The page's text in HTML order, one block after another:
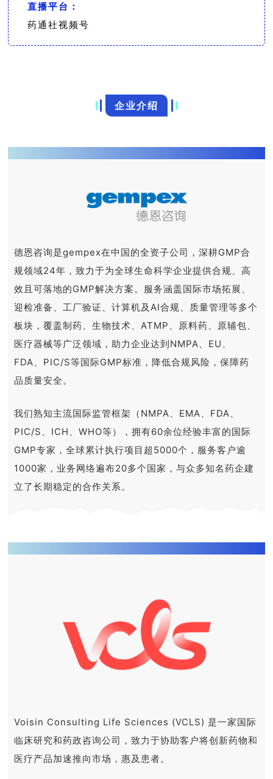
直播平台：
药通社视频号
企业介绍
德恩咨询是gempex在中国的全资子公司，深耕GMP合
规领域24年，致力于为全球生命科学企业提供合规、高
效且可落地的GMP解决方案。服务涵盖国际市场拓展、
迎检准备、工厂验证、计算机及AI合规、质量管理等多个
板块，覆盖制药、生物技术、ATMP、原料药、原辅包、
医疗器械等广泛领域，助力企业达到NMPA、EU、
FDA、PIC/S等国际GMP标准，降低合规风险，保障药
品质量安全。
我们熟知主流国际监管框架（NMPA、EMA、FDA、
PIC/S、ICH、WHO等），拥有60余位经验丰富的国际
GMP专家，全球累计执行项目超5000个，服务客户逾
1000家，业务网络遍布20多个国家，与众多知名药企建
立了长期稳定的合作关系。
Voisin Consulting Life Sciences (VCLS) 是一家国际
临床研究和药政咨询公司，致力于协助客户将创新药物和
医疗产品加速推向市场，惠及患者。